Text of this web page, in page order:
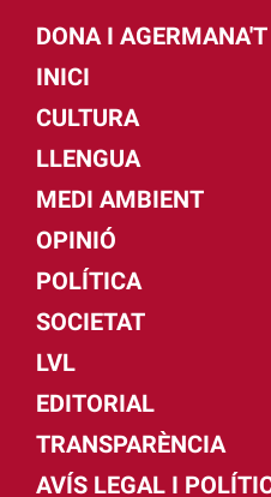
DONA I AGERMANA'T
INICI
CULTURA
LLENGUA
MEDI AMBIENT
OPINIÓ
POLÍTICA
SOCIETAT
LVL
EDITORIAL
TRANSPARÈNCIA
AVÍS LEGAL I